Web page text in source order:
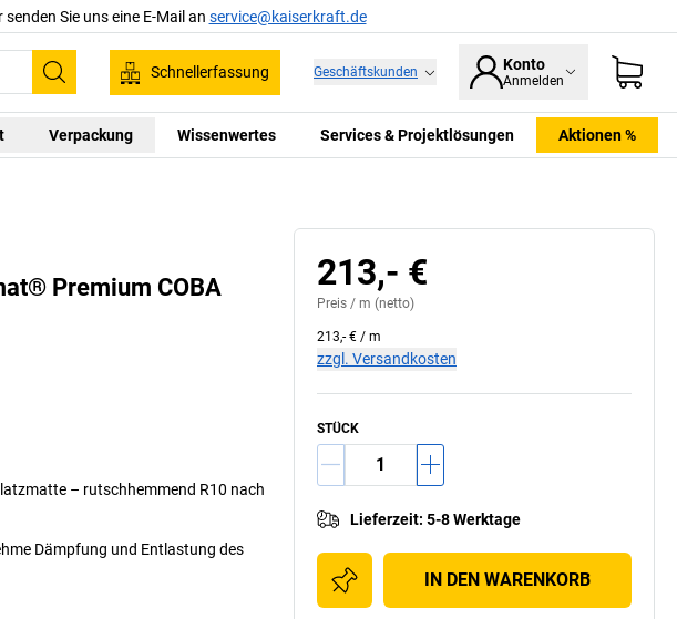
senden Sie uns eine E-Mail an service@kaiserkraft.de
Suchen
Schnellerfassung Geschäftskunden Konto
Anmelden
Verpackung Wissenwertes Services & Projektlösungen Aktionen %
Premium COBA
– rutschhemmend R10 nach
Dämpfung und Entlastung des
213,- €
Preis / m (netto)
213,- € / m
zzgl. Versandkosten
STÜCK
Lieferzeit: 5-8 Werktage
IN DEN WARENKORB